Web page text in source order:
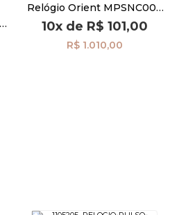
Relógio Orient MPSNC003
P2PX
10xde R$ 101,00
R$ 1.010,00